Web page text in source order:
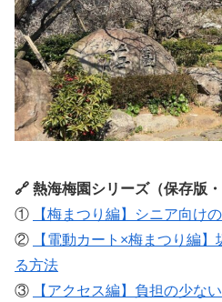
🔗 熱海梅園シリーズ（保存版・
①
【梅まつり編】シニア向け
②
【電動カート×梅まつり編
る方法
③
【アクセス編】負担の少な